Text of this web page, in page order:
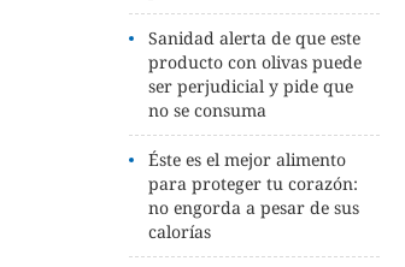
Sanidad alerta de que este
producto con olivas puede
ser perjudicial y pide que
no se consuma
Éste es el mejor alimento
para proteger tu corazón:
no engorda a pesar de sus
calorías